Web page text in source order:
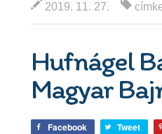
2019. 11. 27.
Hufnágel
Magyar
Facebook Tweet